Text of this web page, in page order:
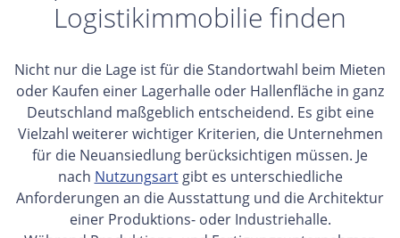
Logistikimmobilie finden
Nicht nur die Lage ist für die Standortwahl beim Mieten
oder Kaufen einer Lagerhalle oder Hallenfläche in ganz
Deutschland maßgeblich entscheidend. Es gibt eine
Vielzahl weiterer wichtiger Kriterien, die Unternehmen
für die Neuansiedlung berücksichtigen müssen. Je
nach Nutzungsartgibt es unterschiedliche
Anforderungen an die Ausstattung und die Architektur
einer Produktions- oder Industriehalle.